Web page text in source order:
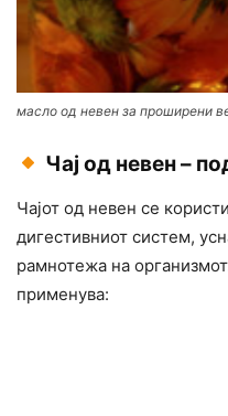
масло од невен за проширени
Чај од невен –
Чајот од невен се
дигестивниот систем,
рамнотежа на
применува: